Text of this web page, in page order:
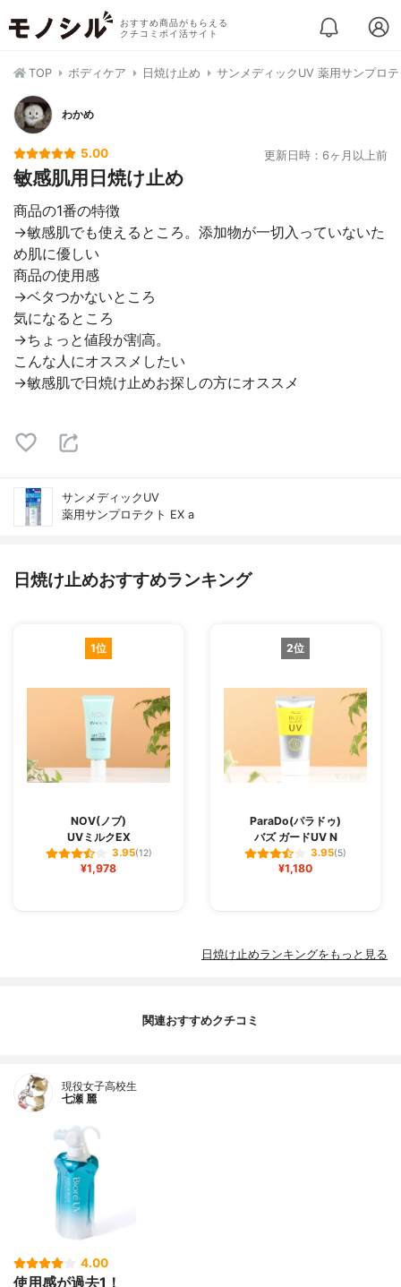
おすすめ商品がもらえる
クチコミポイ活サイト
TOP ボディケア 日焼け止め サンメディックUV 薬用サンプロ
わかめ
5.00 更新日時：6ヶ月以上前
敏感肌用日焼け止め
商品の1番の特徴
→敏感肌でも使えるところ。添加物が一切入っていないた
め肌に優しい
商品の使用感
→ベタつかないところ
気になるところ
→ちょっと値段が割高。
こんな人にオススメしたい
→敏感肌で日焼け止めお探しの方にオススメ
サンメディックUV
薬用サンプロテクト EX a
日焼け止めおすすめランキング
1位
NOV(ノブ)
UVミルクEX
3.95(12)
¥1,978
2位
ParaDo(パラドゥ)
バズ ガードUV N
3.95(5)
¥1,180
日焼け止めランキングをもっと見る
関連おすすめクチコミ
現役女子高校生
七瀬 麗
4.00
使用感が過去1！